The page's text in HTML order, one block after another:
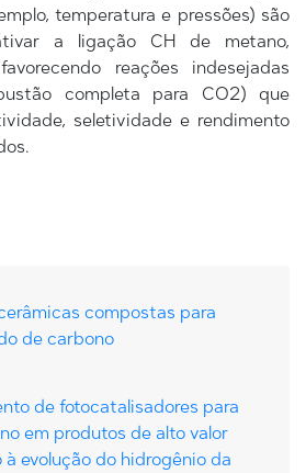
temperatura e pressões) são
a ligação CH de metano,
reações indesejadas
completa para CO2) que
seletividade e rendimento
compostas para
de carbono
de fotocatalisadores para
em produtos de alto valor
evolução do hidrogênio da